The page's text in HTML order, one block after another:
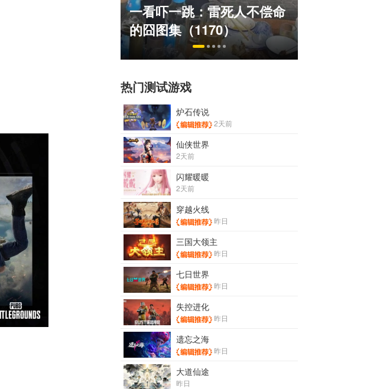
巅峰在线150万人的横版网
游，如今带着怀旧服又杀回
来了！
热门测试游戏
炉石传说
2天前
仙侠世界
2天前
闪耀暖暖
2天前
穿越火线
昨日
三国大领主
昨日
七日世界
昨日
失控进化
昨日
遗忘之海
昨日
大道仙途
昨日